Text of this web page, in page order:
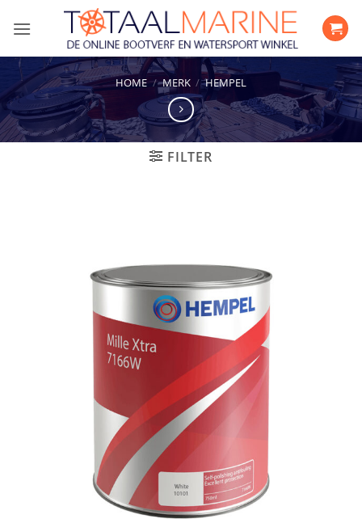
naar
HOME / MERK / HEMPEL
FILTER